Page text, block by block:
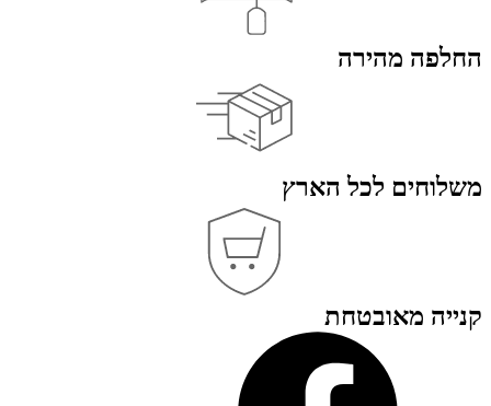
החלפה מהירה
משלוחים לכל הארץ
קנייה מאובטחת